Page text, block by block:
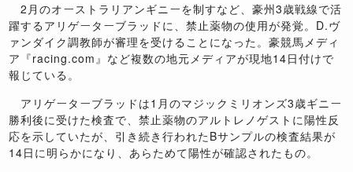
2月のオーストラリアンギニーを制すなど、豪州3歳戦線で活
躍するアリゲーターブラッドに、禁止薬物の使用が発覚。D.ヴ
ァンダイク調教師が審理を受けることになった。豪競馬メディ
ア『racing.com』など複数の地元メディアが現地14日付けで
報じている。
アリゲーターブラッドは1月のマジックミリオンズ3歳ギニー
勝利後に受けた検査で、禁止薬物のアルトレノゲストに陽性反
応を示していたが、引き続き行われたBサンプルの検査結果が
14日に明らかになり、あらためて陽性が確認されたもの。